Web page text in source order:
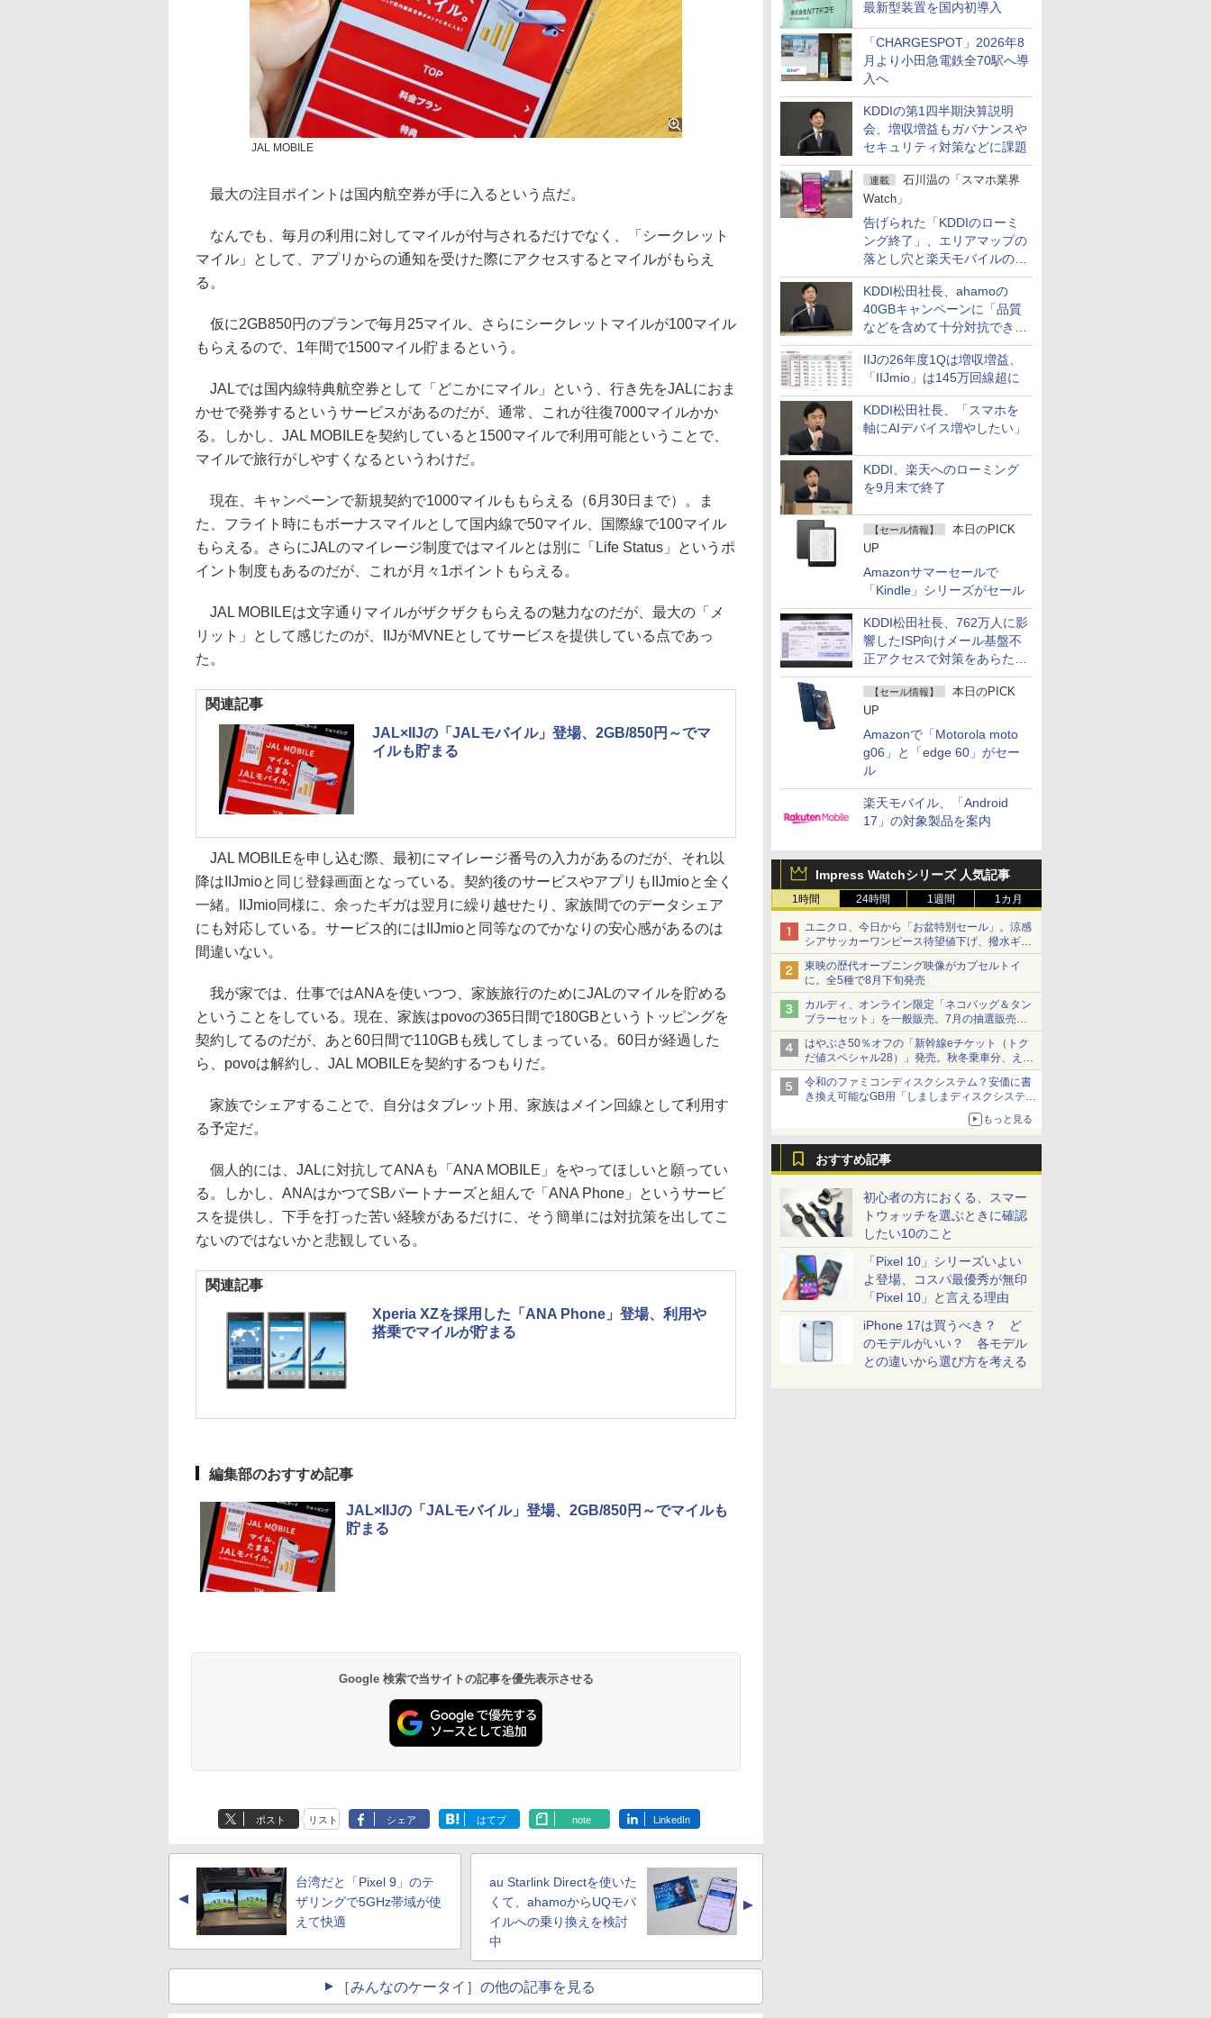
最新型装置を国内初導入
「CHARGESPOT」2026年8
月より小田急電鉄全70駅へ導
入へ
KDDIの第1四半期決算説明
会、増収増益もガバナンスや
セキュリティ対策などに課題
連載
石川温の「スマホ業界
Watch」
告げられた「KDDIのローミ
ング終了」、エリアマップの
落とし穴と楽天モバイルの課
題
KDDI松田社長、ahamoの
40GBキャンペーンに「品質
などを含めて十分対抗でき
る」
IIJの26年度1Qは増収増益、
「IIJmio」は145万回線超に
KDDI松田社長、「スマホを
軸にAIデバイス増やしたい」
KDDI、楽天へのローミング
を9月末で終了
【セール情報】
本日のPICK
UP
Amazonサマーセールで
「Kindle」シリーズがセール
KDDI松田社長、762万人に影
響したISP向けメール基盤不
正アクセスで対策をあらため
て説明
【セール情報】
本日のPICK
UP
Amazonで「Motorola moto
g06」と「edge 60」がセー
ル
楽天モバイル、「Android
17」の対象製品を案内
Impress Watchシリーズ 人気記事
1時間 24時間 1週間 1カ月
ユニクロ、今日から「お盆特別セール」。涼感
シアサッカーワンピース待望値下げ、撥水ギア
ショーツは1990円に
東映の歴代オープニング映像がカプセルトイ
に。全5種で8月下旬発売
カルディ、オンライン限定「ネコバッグ＆タン
ブラーセット」を一般販売。7月の抽選販売の
当選無効分
はやぶさ50％オフの「新幹線eチケット（トク
だ値スペシャル28）」発売。秋冬乗車分、えき
ねっと限定
令和のファミコンディスクシステム？安価に書
き換え可能なGB用「しましまディスクシステ
もっと見る
おすすめ記事
初心者の方におくる、スマー
トウォッチを選ぶときに確認
したい10のこと
「Pixel 10」シリーズいよい
よ登場、コスパ最優秀が無印
「Pixel 10」と言える理由
iPhone 17は買うべき？ ど
のモデルがいい？ 各モデル
との違いから選び方を考える
JAL MOBILE
最大の注目ポイントは国内航空券が手に入るという点だ。
なんでも、毎月の利用に対してマイルが付与されるだけでなく、「シークレット
マイル」として、アプリからの通知を受けた際にアクセスするとマイルがもらえ
る。
仮に2GB850円のプランで毎月25マイル、さらにシークレットマイルが100マイル
もらえるので、1年間で1500マイル貯まるという。
JALでは国内線特典航空券として「どこかにマイル」という、行き先をJALにおま
かせで発券するというサービスがあるのだが、通常、これが往復7000マイルかか
る。しかし、JAL MOBILEを契約していると1500マイルで利用可能ということで、
マイルで旅行がしやすくなるというわけだ。
現在、キャンペーンで新規契約で1000マイルももらえる（6月30日まで）。ま
た、フライト時にもボーナスマイルとして国内線で50マイル、国際線で100マイル
もらえる。さらにJALのマイレージ制度ではマイルとは別に「Life Status」というポ
イント制度もあるのだが、これが月々1ポイントもらえる。
JAL MOBILEは文字通りマイルがザクザクもらえるの魅力なのだが、最大の「メ
リット」として感じたのが、IIJがMVNEとしてサービスを提供している点であっ
た。
関連記事
JAL×IIJの「JALモバイル」登場、2GB/850円～でマ
イルも貯まる
JAL MOBILEを申し込む際、最初にマイレージ番号の入力があるのだが、それ以
降はIIJmioと同じ登録画面となっている。契約後のサービスやアプリもIIJmioと全く
一緒。IIJmio同様に、余ったギガは翌月に繰り越せたり、家族間でのデータシェア
にも対応している。サービス的にはIIJmioと同等なのでかなりの安心感があるのは
間違いない。
我が家では、仕事ではANAを使いつつ、家族旅行のためにJALのマイルを貯める
ということをしている。現在、家族はpovoの365日間で180GBというトッピングを
契約してるのだが、あと60日間で110GBも残してしまっている。60日が経過した
ら、povoは解約し、JAL MOBILEを契約するつもりだ。
家族でシェアすることで、自分はタブレット用、家族はメイン回線として利用す
る予定だ。
個人的には、JALに対抗してANAも「ANA MOBILE」をやってほしいと願ってい
る。しかし、ANAはかつてSBパートナーズと組んで「ANA Phone」というサービ
スを提供し、下手を打った苦い経験があるだけに、そう簡単には対抗策を出してこ
ないのではないかと悲観している。
関連記事
Xperia XZを採用した「ANA Phone」登場、利用や
搭乗でマイルが貯まる
編集部のおすすめ記事
JAL×IIJの「JALモバイル」登場、2GB/850円～でマイルも
貯まる
Google 検索で当サイトの記事を優先表示させる
ポスト リスト シェア はてブ note LinkedIn
▲
台湾だと「Pixel 9」のテ
ザリングで5GHz帯域が使
えて快適
au Starlink Directを使いた
くて、ahamoからUQモバ
イルへの乗り換えを検討
中
▲
［みんなのケータイ］の他の記事を見る